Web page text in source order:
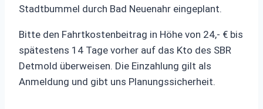
Stadtbummel durch Bad Neuenahr eingeplant.
Bitte den Fahrtkostenbeitrag in Höhe von 24,- € bis
spätestens 14 Tage vorher auf das Kto des SBR
Detmold überweisen. Die Einzahlung gilt als
Anmeldung und gibt uns Planungssicherheit.